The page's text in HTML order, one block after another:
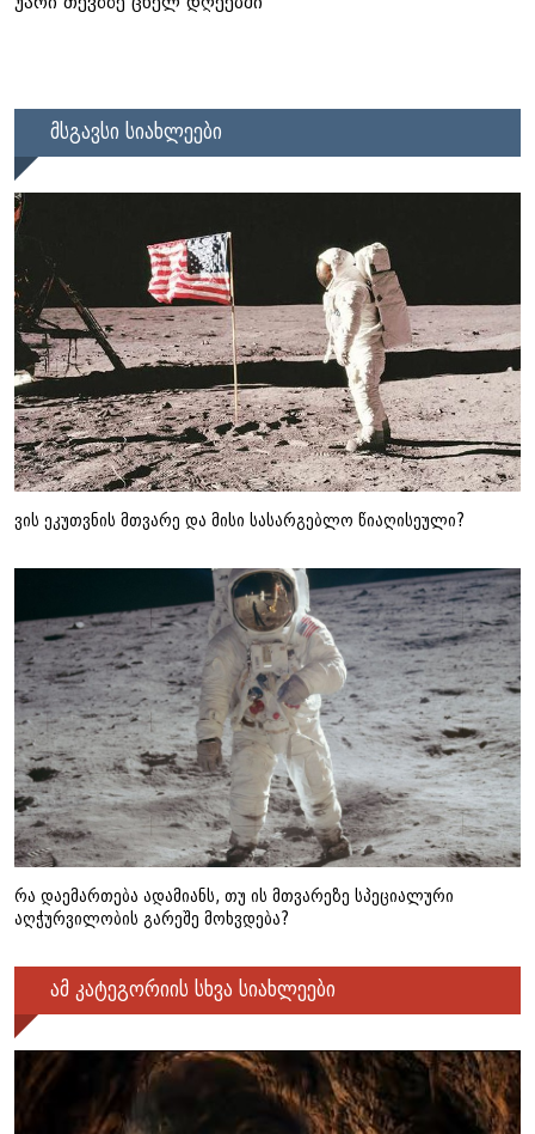
მსგავსი სიახლეები
ვის ეკუთვნის მთვარე და მისი სასარგებლო წიაღისეული?
რა დაემართება ადამიანს, თუ ის მთვარეზე სპეციალური
აღჭურვილობის გარეშე მოხვდება?
ამ კატეგორიის სხვა სიახლეები